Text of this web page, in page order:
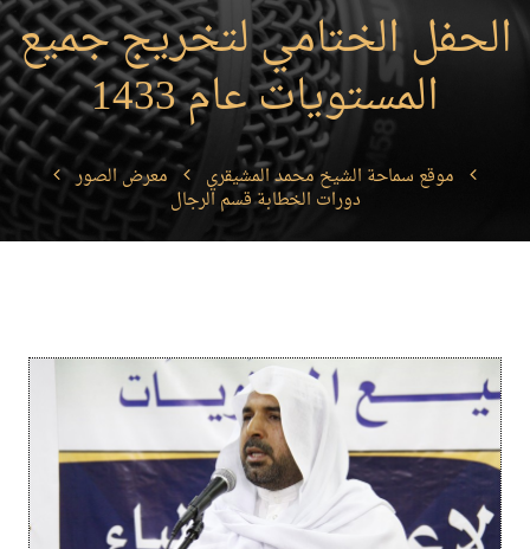
الحفل الختامي لتخريج جميع
المستويات عام 1433
موقع سماحة الشيخ محمد المشيقري معرض الصور
دورات الخطابة قسم الرجال